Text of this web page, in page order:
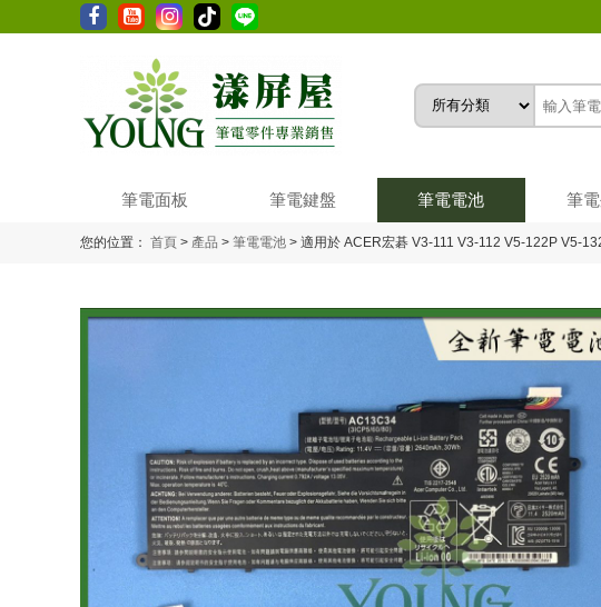
筆電面板 筆電鍵盤 筆電電池 筆
您的位置： 首頁 > 產品 > 筆電電池 > 適用於 ACER宏碁 V3-111 V3-112 V5-122P V5-